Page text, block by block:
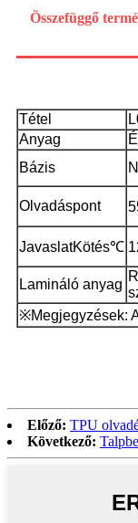
Összefüggő
Tétel
Anyag
Bázis
Olvadáspont
JavaslatKötés℃
Lamináló anyag
※Megjegyzések:
Előző: TPU
Következő: